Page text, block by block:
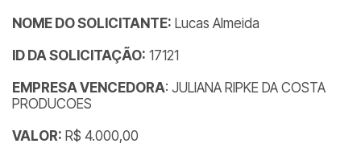
NOME DO SOLICITANTE: Lucas Almeida
ID DA SOLICITAÇÃO: 17121
EMPRESA VENCEDORA: JULIANA RIPKE DA COSTA
PRODUCOES
VALOR: R$ 4.000,00